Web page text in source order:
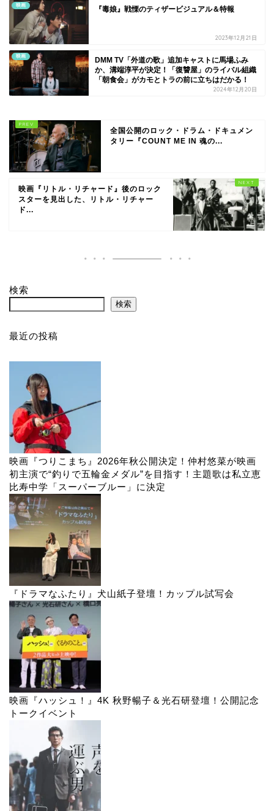
映画 『毒娘』戦慄のティザービジュアル＆特報
2023年12月21日
映画
DMM TV「外道の歌」追加キャストに馬場ふみ
か、溝端淳平が決定！「復讐屋」のライバル組織
「朝食会」がカモとトラの前に立ちはだかる！
2024年12月20日
全国公開のロック・ドラム・ドキュメン
タリー『COUNT ME IN 魂の...
映画『リトル・リチャード』後のロック
スターを見出した、リトル・リチャー
ド...
検索
検索
最近の投稿
映画『つりこまち』2026年秋公開決定！仲村悠菜が映画
初主演で“釣りで五輪金メダル”を目指す！主題歌は私立恵
比寿中学「スーパーブルー」に決定
『ドラマなふたり』犬山紙子登壇！カップル試写会
映画『ハッシュ！』4K 秋野暢子＆光石研登壇！公開記念
トークイベント